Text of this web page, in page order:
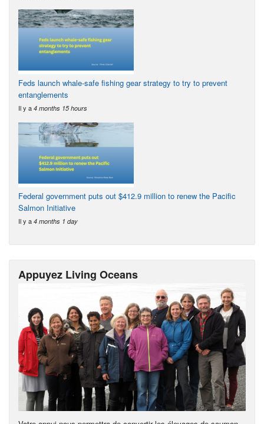
Feds launch whale-safe fishing gear strategy to try to prevent
entanglements
Il y a 4 months 15 hours
Federal government puts out $412.9 million to renew the Pacific
Salmon Initiative
Il y a 4 months 1 day
Appuyez Living Oceans